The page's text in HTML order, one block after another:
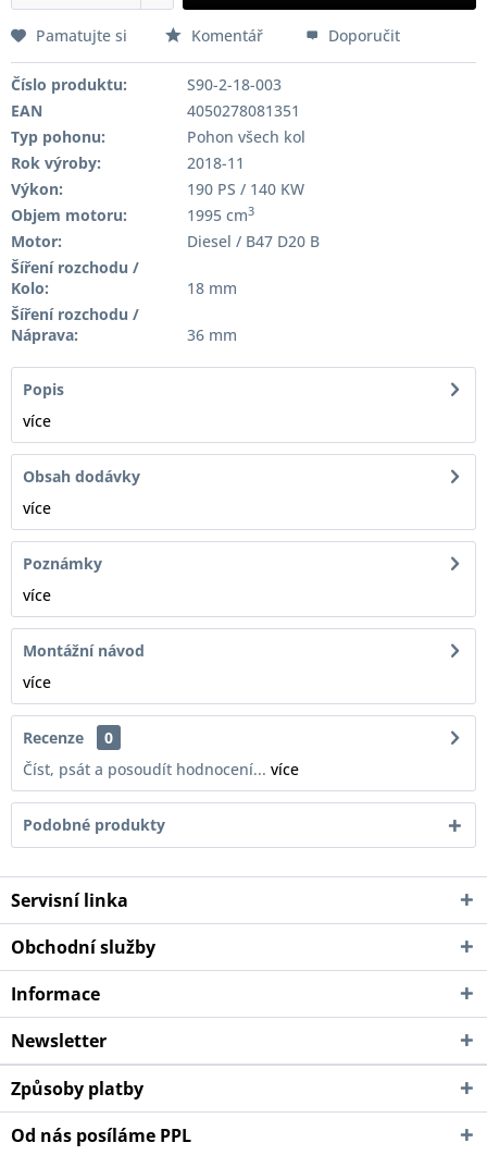
Pamatujte si Komentář Doporučit
Číslo produktu:
S90-2-18-003
EAN
4050278081351
Typ pohonu:
Pohon všech kol
Rok výroby:
2018-11
Výkon:
190 PS / 140 KW
Objem motoru:
1995 cm3
Motor:
Diesel / B47 D20 B
Šíření rozchodu /
Kolo:
18 mm
Šíření rozchodu /
Náprava:
36 mm
Popis
více
Obsah dodávky
více
Poznámky
více
Montážní návod
více
Recenze
0
Číst, psát a posoudít hodnocení... více
Podobné produkty
Servisní linka
Obchodní služby
Informace
Newsletter
Způsoby platby
Od nás posíláme PPL